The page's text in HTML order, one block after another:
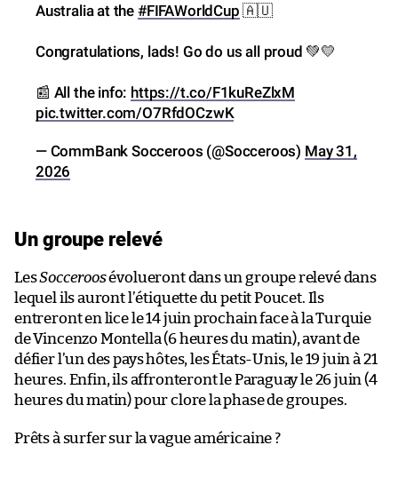
Australia at the #FIFAWorldCup 🇦🇺
Congratulations, lads! Go do us all proud 💚💛
📰 All the info: https://t.co/F1kuReZlxM
pic.twitter.com/O7RfdOCzwK
— CommBank Socceroos (@Socceroos) May 31,
2026
Un groupe relevé
LesSocceroosévolueront dans un groupe relevé dans
lequel ils auront l’étiquette du petit Poucet. Ils
entreront en lice le 14 juin prochain face à la Turquie
de Vincenzo Montella (6 heures du matin), avant de
défier l’un des pays hôtes, les États-Unis, le 19 juin à 21
heures. Enfin, ils affronteront le Paraguay le 26 juin (4
heures du matin) pour clore la phase de groupes.
Prêts à surfer sur la vague américaine ?